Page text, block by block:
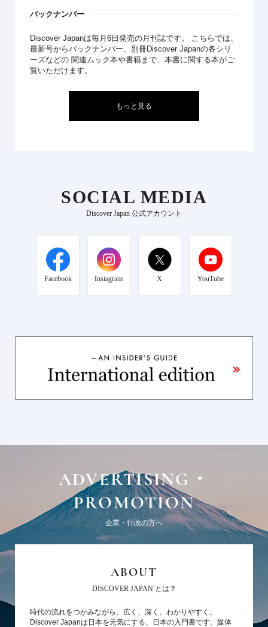
バックナンバー
Discover Japanは毎月6日発売の月刊誌です。 こちらでは、
最新号からバックナンバー、別冊Discover Japanの各シリ
ーズなどの 関連ムック本や書籍まで、本書に関する本がご
覧いただけます。
もっと見る
SOCIAL MEDIA
Discover Japan 公式アカウント
Facebook Instagram X YouTube
ADVERTISING・
PROMOTION
企業・行政の方へ
ABOUT
DISCOVER JAPAN とは？
時代の流れをつかみながら、広く、深く、わかりやすく。
Discover Japanは日本を元気にする、日本の入門書です。媒体